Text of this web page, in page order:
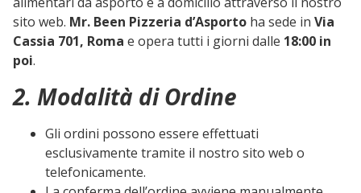
sito web. Mr. Been Pizzeria d’Asporto ha sede in Via
Cassia 701, Roma e opera tutti i giorni dalle 18:00 in
poi.
2. Modalità di Ordine
Gli ordini possono essere effettuati
esclusivamente tramite il nostro sito web o
telefonicamente.